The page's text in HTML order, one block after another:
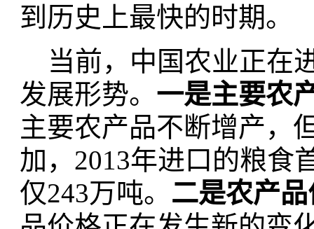
到历史上最快的时期。
当前，中国农业正在
发展形势。 一是主要农
主要农产品不断增产，
加，2013年进口的粮食
仅243万吨。 二是农产